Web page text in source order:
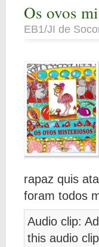
Os ovos
EB1/JI de
rapaz quis
foram todos
Audio clip:
this audio